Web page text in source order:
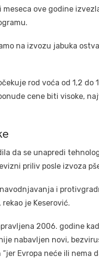
ove godine
na izvozu jabuka
rod voća od 1,2 do
cene biti visoke,
da se unapredi
priliv posle izvoza
i
je Keserović.
2006. godine
nabavljen novi,
Evropa neće ili nema